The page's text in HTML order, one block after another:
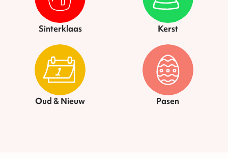
Sinterklaas Kerst
Oud & Nieuw Pasen